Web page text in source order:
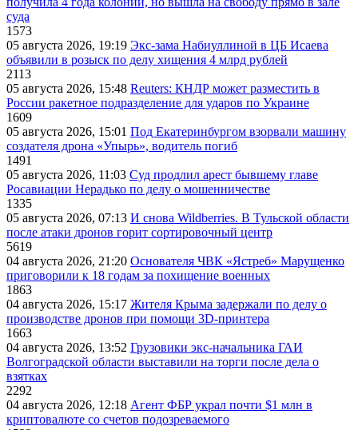
суда
1573
05 августа 2026, 19:19 Экс-зама Набиуллиной в ЦБ Исаева
объявили в розыск по делу хищения 4 млрд рублей
2113
05 августа 2026, 15:48 Reuters: КНДР может разместить в
России ракетное подразделение для ударов по Украине
1609
05 августа 2026, 15:01 Под Екатеринбургом взорвали машину
создателя дрона «Упырь», водитель погиб
1491
05 августа 2026, 11:03 Суд продлил арест бывшему главе
Росавиации Нерадько по делу о мошенничестве
1335
05 августа 2026, 07:13 И снова Wildberries. В Тульской области
после атаки дронов горит сортировочный центр
5619
04 августа 2026, 21:20 Основателя ЧВК «Ястреб» Марущенко
приговорили к 18 годам за похищение военных
1863
04 августа 2026, 15:17 Жителя Крыма задержали по делу о
производстве дронов при помощи 3D‑принтера
1663
04 августа 2026, 13:52 Грузовики экс-начальника ГАИ
Волгоградской области выставили на торги после дела о
взятках
2292
04 августа 2026, 12:18 Агент ФБР украл почти $1 млн в
криптовалюте со счетов подозреваемого